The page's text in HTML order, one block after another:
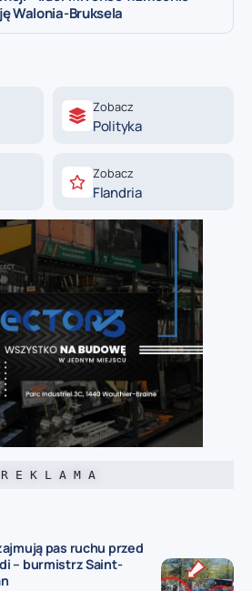
Walonia-Bruksela
Zobacz
Polityka
Zobacz
Flandria
R E K L A M A
pas ruchu przed
– burmistrz Saint-